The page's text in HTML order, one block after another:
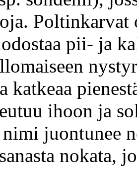
pii- ja
katkeaa
ihoon ja
juontunee
nokata,